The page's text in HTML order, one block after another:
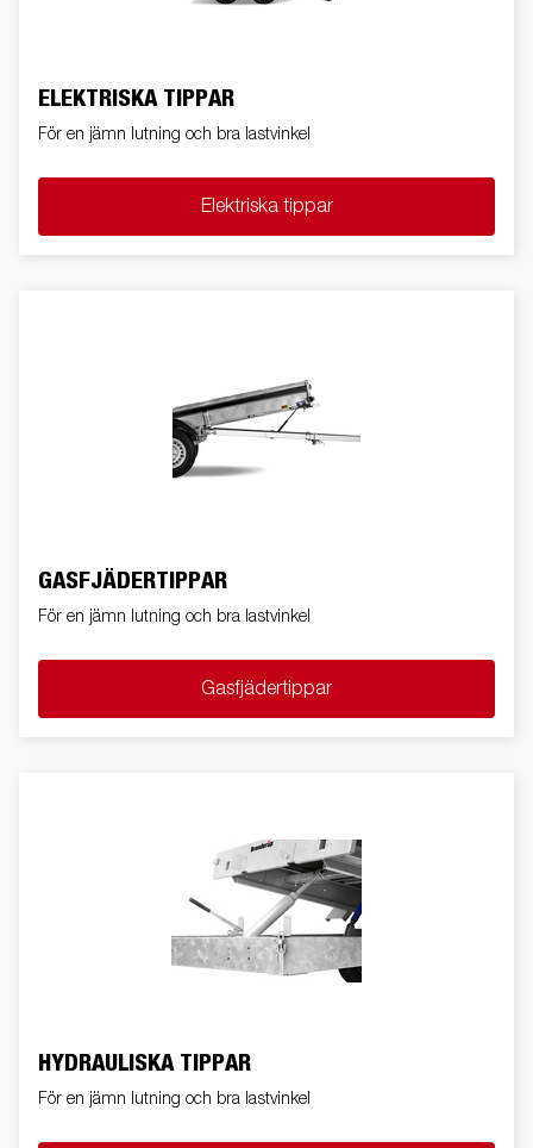
ELEKTRISKA TIPPAR
För en jämn lutning och bra lastvinkel
Elektriska tippar
GASFJÄDERTIPPAR
För en jämn lutning och bra lastvinkel
Gasfjädertippar
HYDRAULISKA TIPPAR
För en jämn lutning och bra lastvinkel